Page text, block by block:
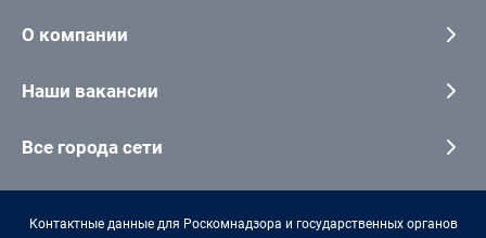
О компании
Наши вакансии
Все города сети
Контактные данные для Роскомнадзора и государственных органов